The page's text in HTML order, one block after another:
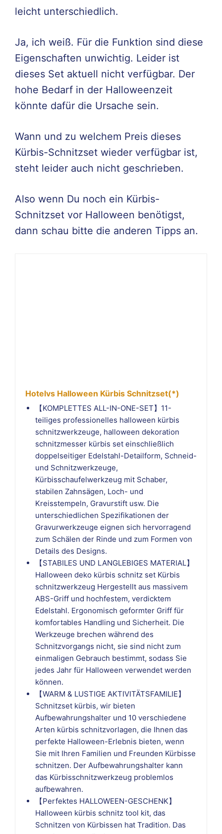
leicht unterschiedlich.
Ja, ich weiß. Für die Funktion sind diese
Eigenschaften unwichtig. Leider ist
dieses Set aktuell nicht verfügbar. Der
hohe Bedarf in der Halloweenzeit
könnte dafür die Ursache sein.
Wann und zu welchem Preis dieses
Kürbis-Schnitzset wieder verfügbar ist,
steht leider auch nicht geschrieben.
Also wenn Du noch ein Kürbis-
Schnitzset vor Halloween benötigst,
dann schau bitte die anderen Tipps an.
Hotelvs Halloween Kürbis Schnitzset(*)
【KOMPLETTES ALL-IN-ONE-SET】11-
teiliges professionelles halloween kürbis
schnitzwerkzeuge, halloween dekoration
schnitzmesser kürbis set einschließlich
doppelseitiger Edelstahl-Detailform, Schneid-
und Schnitzwerkzeuge,
Kürbisschaufelwerkzeug mit Schaber,
stabilen Zahnsägen, Loch- und
Kreisstempeln, Gravurstift usw. Die
unterschiedlichen Spezifikationen der
Gravurwerkzeuge eignen sich hervorragend
zum Schälen der Rinde und zum Formen von
Details des Designs.
【STABILES UND LANGLEBIGES MATERIAL】
Halloween deko kürbis schnitz set Kürbis
schnitzwerkzeug Hergestellt aus massivem
ABS-Griff und hochfestem, verdicktem
Edelstahl. Ergonomisch geformter Griff für
komfortables Handling und Sicherheit. Die
Werkzeuge brechen während des
Schnitzvorgangs nicht, sie sind nicht zum
einmaligen Gebrauch bestimmt, sodass Sie
jedes Jahr für Halloween verwendet werden
können.
【WARM & LUSTIGE AKTIVITÄTSFAMILIE】
Schnitzset kürbis, wir bieten
Aufbewahrungshalter und 10 verschiedene
Arten kürbis schnitzvorlagen, die Ihnen das
perfekte Halloween-Erlebnis bieten, wenn
Sie mit Ihren Familien und Freunden Kürbisse
schnitzen. Der Aufbewahrungshalter kann
das Kürbisschnitzwerkzeug problemlos
aufbewahren.
【Perfektes HALLOWEEN-GESCHENK】
Halloween kürbis schnitz tool kit, das
Schnitzen von Kürbissen hat Tradition. Das